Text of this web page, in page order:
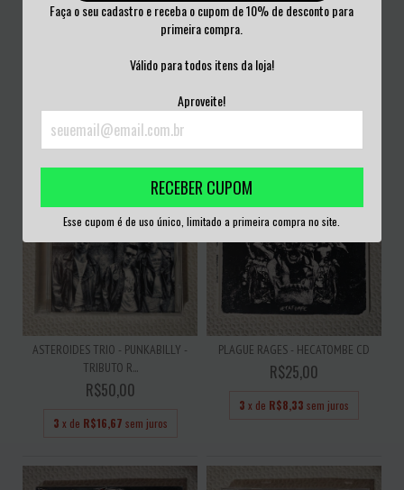
Faça o seu cadastro e receba o cupom de 10% de desconto para
primeira compra.
Válido para todos itens da loja!
Aproveite!
RECEBER CUPOM
Esse cupom é de uso único, limitado a primeira compra no site.
QUE PASAR...
R$40,00
ASTEROIDES TRIO - PUNKABILLY -
TRIBUTO R...
R$50,00
3 x de R$16,67 sem juros
PLAGUE RAGES - HECATOMBE CD
R$25,00
3 x de R$8,33 sem juros